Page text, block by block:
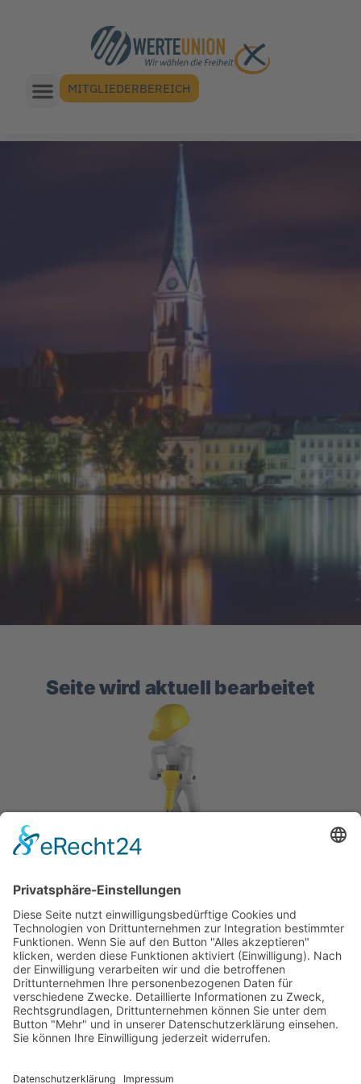
MITGLIEDERBEREICH
Seite wird aktuell bearbeitet
Wie bemühen uns, die
Inhalte schnellstmöglich
wieder zur Verfügung zu
stellen.